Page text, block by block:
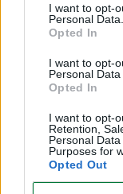
I want to opt-
Personal Data.
Opted In
I want to opt-
Personal Data
Opted In
I want to opt-
Retention,
Personal
Purposes for
Opted Out
Sordera en